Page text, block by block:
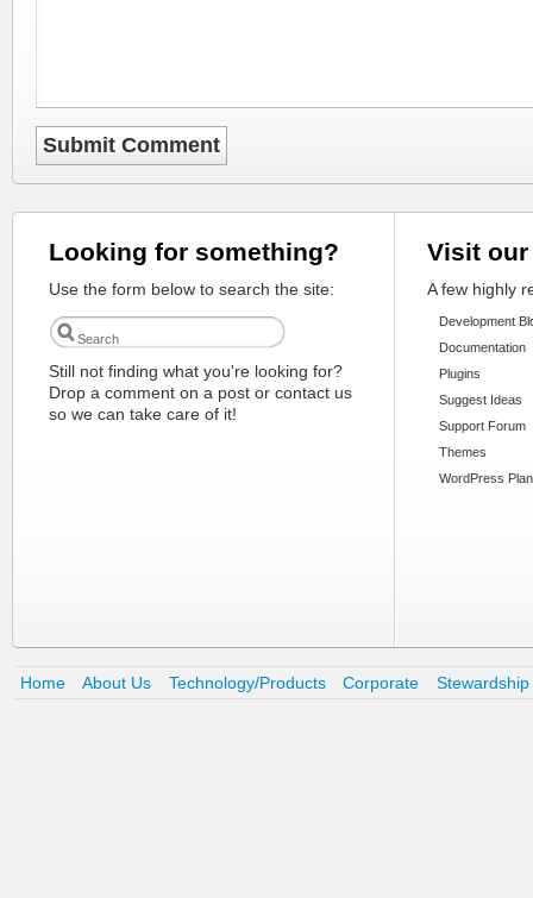
Looking for something?
Use the form below to search the site:
Still not finding what you're looking for?
Drop a comment on a post or contact us
so we can take care of it!
Visit
A few highly
Development
Documentation
Plugins
Suggest Ideas
Support Forum
Themes
WordPress
Home About Us Technology/Products Corporate Stewardship